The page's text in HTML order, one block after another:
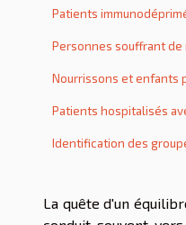
Patients
Personnes souffrant de
Nourrissons et enfants
Patients hospitalisés
Identification des
La quête d'un